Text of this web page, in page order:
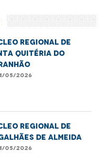
REGIONAL DE
QUITÉRIA DO
05/2026
REGIONAL DE
DE ALMEIDA
05/2026